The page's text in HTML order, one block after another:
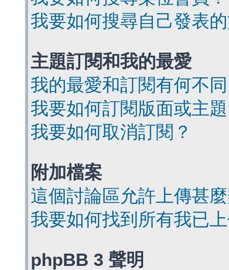
我要如何搜尋自己發表
主題訂閱和我的最愛
我的最愛和訂閱有何不
我要如何訂閱版面或主
我要如何取消訂閱？
附加檔案
這個討論區允許上傳甚
我要如何找到所有我已
phpBB 3 聲明